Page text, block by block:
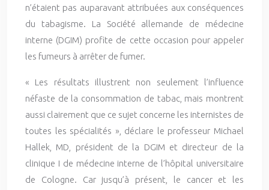
n’étaient pas auparavant attribuées aux conséquences
du tabagisme. La Société allemande de médecine
interne (DGIM) profite de cette occasion pour appeler
les fumeurs à arrêter de fumer.
« Les résultats illustrent non seulement l’influence
néfaste de la consommation de tabac, mais montrent
aussi clairement que ce sujet concerne les internistes de
toutes les spécialités », déclare le professeur Michael
Hallek, MD, président de la DGIM et directeur de la
clinique I de médecine interne de l’hôpital universitaire
de Cologne. Car jusqu’à présent, le cancer et les